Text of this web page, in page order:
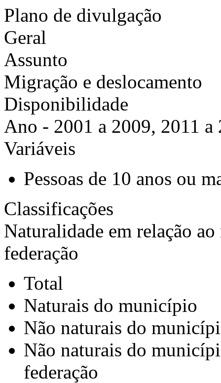
Plano de divulgação
Geral
Assunto
Migração e deslocamento
Disponibilidade
Ano - 2001 a 2009, 2011 a
Variáveis
Pessoas de 10 anos ou
Classificações
Naturalidade em relação
federação
Total
Naturais do município
Não naturais do
Não naturais do
federação